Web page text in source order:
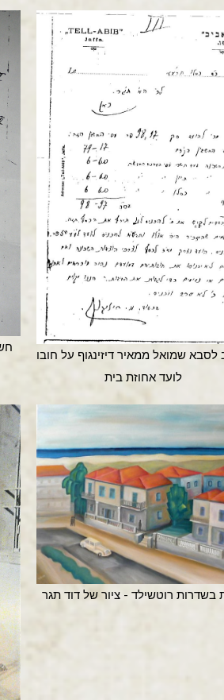
שמואל ממאיר דיזינגוף על חובו
לועד אחוזת בית
בשדרות רוטשילד - ציור של דוד תגר